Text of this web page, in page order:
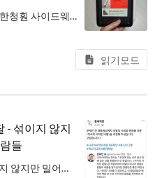
차이나 쇼크, 한국의 선택 한청훤 사이드웨이 2022-08-03 학창시절에 들었던 역사수업에서는 우리나라와 중국 고대사에 대해서 시시콜콜한 걸 다 배운 기억이 나는데(물론 다 까먹음...), 막상 '중국 현대사'에 대해서는
읽기모드
- 섞이지 않지
들
지극히 사적인 네팔- 섞이지 않지만 밀어내지도 않는 사람들 수잔 샤키야, 홍성광 틈새책방 2022-03-21 요새 출판업계에서 독보적으로 떠오르고 있는 마케팅 요정, 문프의 추천으로 유명세를 탄 책(... 중 한 권. 문프